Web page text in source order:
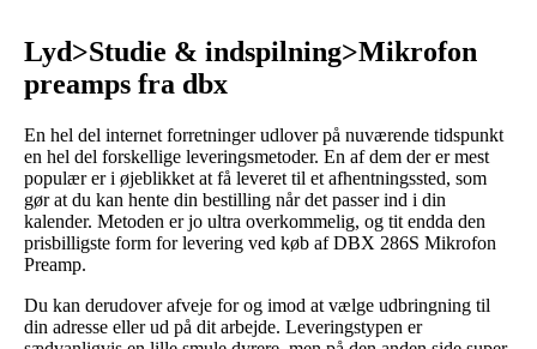
Lyd>Studie & indspilning>Mikrofon
preamps fra dbx
En hel del internet forretninger udlover på nuværende tidspunkt
en hel del forskellige leveringsmetoder. En af dem der er mest
populær er i øjeblikket at få leveret til et afhentningssted, som
gør at du kan hente din bestilling når det passer ind i din
kalender. Metoden er jo ultra overkommelig, og tit endda den
prisbilligste form for levering ved køb af DBX 286S Mikrofon
Preamp.
Du kan derudover afveje for og imod at vælge udbringning til
din adresse eller ud på dit arbejde. Leveringstypen er